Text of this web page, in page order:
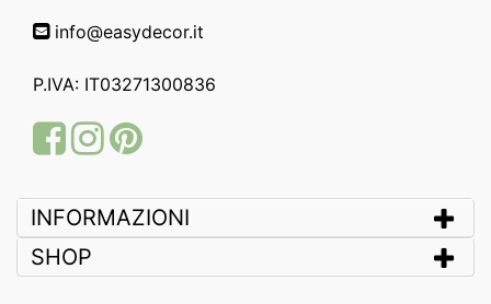
info@easydecor.it
P.IVA: IT03271300836
FacebookInstagram
Pinterest
INFORMAZIONI
SHOP